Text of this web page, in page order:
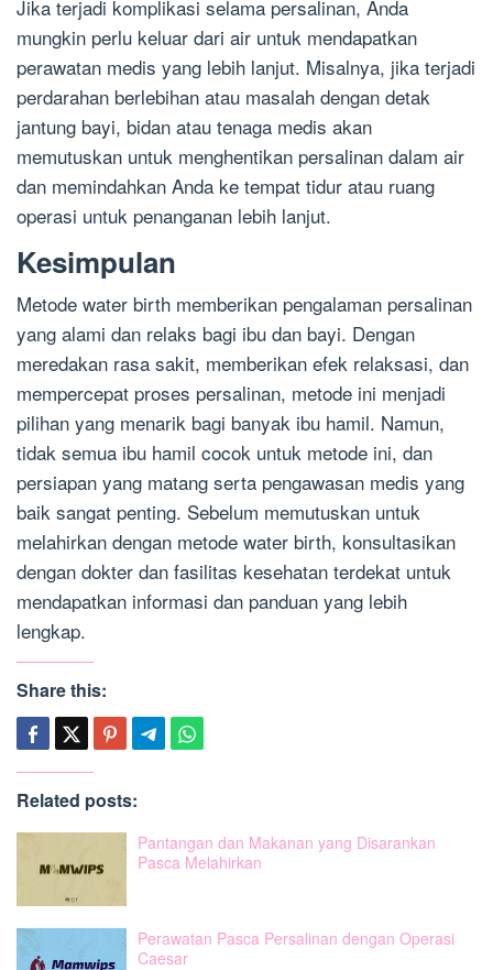
Jika terjadi komplikasi selama persalinan, Anda
mungkin perlu keluar dari air untuk mendapatkan
perawatan medis yang lebih lanjut. Misalnya, jika terjadi
perdarahan berlebihan atau masalah dengan detak
jantung bayi, bidan atau tenaga medis akan
memutuskan untuk menghentikan persalinan dalam air
dan memindahkan Anda ke tempat tidur atau ruang
operasi untuk penanganan lebih lanjut.
Kesimpulan
Metode water birth memberikan pengalaman persalinan
yang alami dan relaks bagi ibu dan bayi. Dengan
meredakan rasa sakit, memberikan efek relaksasi, dan
mempercepat proses persalinan, metode ini menjadi
pilihan yang menarik bagi banyak ibu hamil. Namun,
tidak semua ibu hamil cocok untuk metode ini, dan
persiapan yang matang serta pengawasan medis yang
baik sangat penting. Sebelum memutuskan untuk
melahirkan dengan metode water birth, konsultasikan
dengan dokter dan fasilitas kesehatan terdekat untuk
mendapatkan informasi dan panduan yang lebih
lengkap.
Share this:
Related posts:
Pantangan dan Makanan yang Disarankan
Pasca Melahirkan
Perawatan Pasca Persalinan dengan Operasi
Caesar